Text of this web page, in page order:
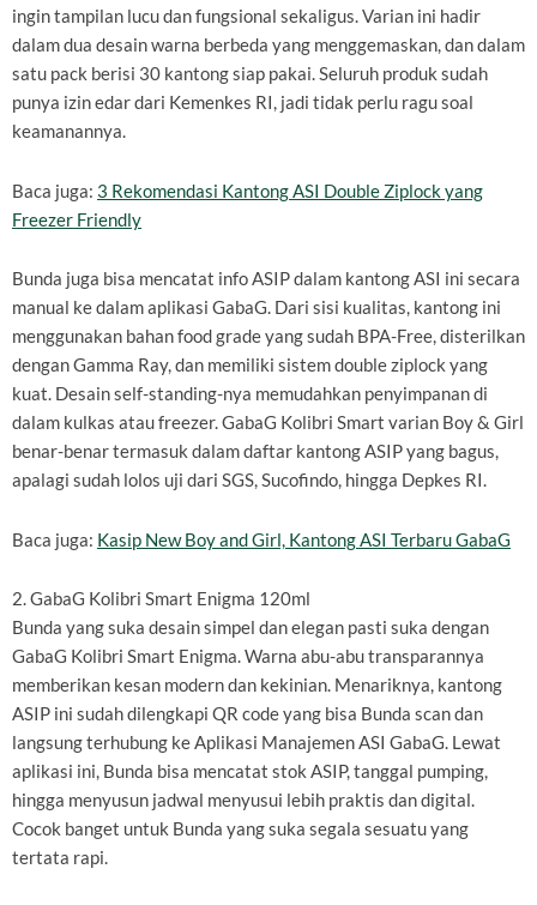
ingin tampilan lucu dan fungsional sekaligus. Varian ini hadir
dalam dua desain warna berbeda yang menggemaskan, dan dalam
satu pack berisi 30 kantong siap pakai. Seluruh produk sudah
punya izin edar dari Kemenkes RI, jadi tidak perlu ragu soal
keamanannya.
Baca juga: 3 Rekomendasi Kantong ASI Double Ziplock yang
Freezer Friendly
Bunda juga bisa mencatat info ASIP dalam kantong ASI ini secara
manual ke dalam aplikasi GabaG. Dari sisi kualitas, kantong ini
menggunakan bahan food grade yang sudah BPA-Free, disterilkan
dengan Gamma Ray, dan memiliki sistem double ziplock yang
kuat. Desain self-standing-nya memudahkan penyimpanan di
dalam kulkas atau freezer. GabaG Kolibri Smart varian Boy & Girl
benar-benar termasuk dalam daftar kantong ASIP yang bagus,
apalagi sudah lolos uji dari SGS, Sucofindo, hingga Depkes RI.
Baca juga: Kasip New Boy and Girl, Kantong ASI Terbaru GabaG
2. GabaG Kolibri Smart Enigma 120ml
Bunda yang suka desain simpel dan elegan pasti suka dengan
GabaG Kolibri Smart Enigma. Warna abu-abu transparannya
memberikan kesan modern dan kekinian. Menariknya, kantong
ASIP ini sudah dilengkapi QR code yang bisa Bunda scan dan
langsung terhubung ke Aplikasi Manajemen ASI GabaG. Lewat
aplikasi ini, Bunda bisa mencatat stok ASIP, tanggal pumping,
hingga menyusun jadwal menyusui lebih praktis dan digital.
Cocok banget untuk Bunda yang suka segala sesuatu yang
tertata rapi.